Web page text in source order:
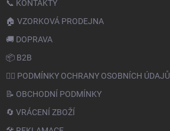
📞 KONTAKTY
🏠 VZORKOVÁ PRODEJNA
🚚 DOPRAVA
📦 B2B
🙆‍♂️ PODMÍNKY OCHRANY OSOBNÍCH ÚDAJŮ
📝 OBCHODNÍ PODMÍNKY
🔄 VRÁCENÍ ZBOŽÍ